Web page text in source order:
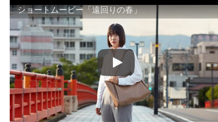
ショートムービー「遠回りの春」